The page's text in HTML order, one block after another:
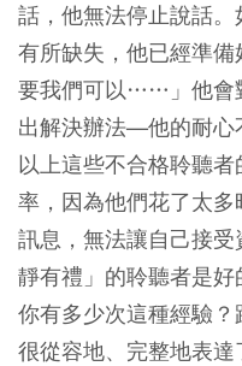
話，他無法停止說話
有所缺失，他已經準
要我們可以……」他會
出解決辦法―他的耐心
以上這些不合格聆聽
率，因為他們花了太
訊息，無法讓自己接
靜有禮」的聆聽者是好
你有多少次這種經驗
很從容地、完整地表